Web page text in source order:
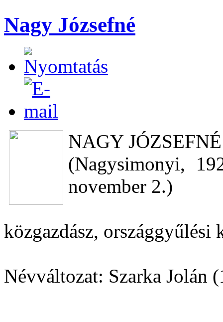
Nagy Józsefné
NAGY JÓZSEFNÉ
(Nagysimonyi,
november 2.)
közgazdász,
Névváltozat: Szarka Jolán